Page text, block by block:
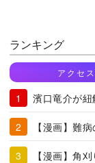
ランキング
アクセ
濱口竜介が紐
【漫画】難
【漫画】角